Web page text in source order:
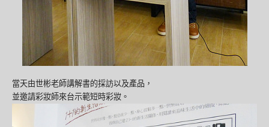
當天由世彬老師講解書的採訪以及產品，
並邀請彩妝師來台示範短時彩妝。